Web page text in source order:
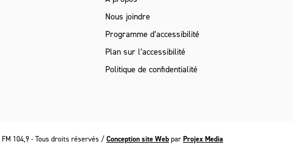
Nous joindre
Programme d’accessibilité
Plan sur l’accessibilité
Politique de confidentialité
104,9 - Tous droits réservés /Conception site WebparProjex Media